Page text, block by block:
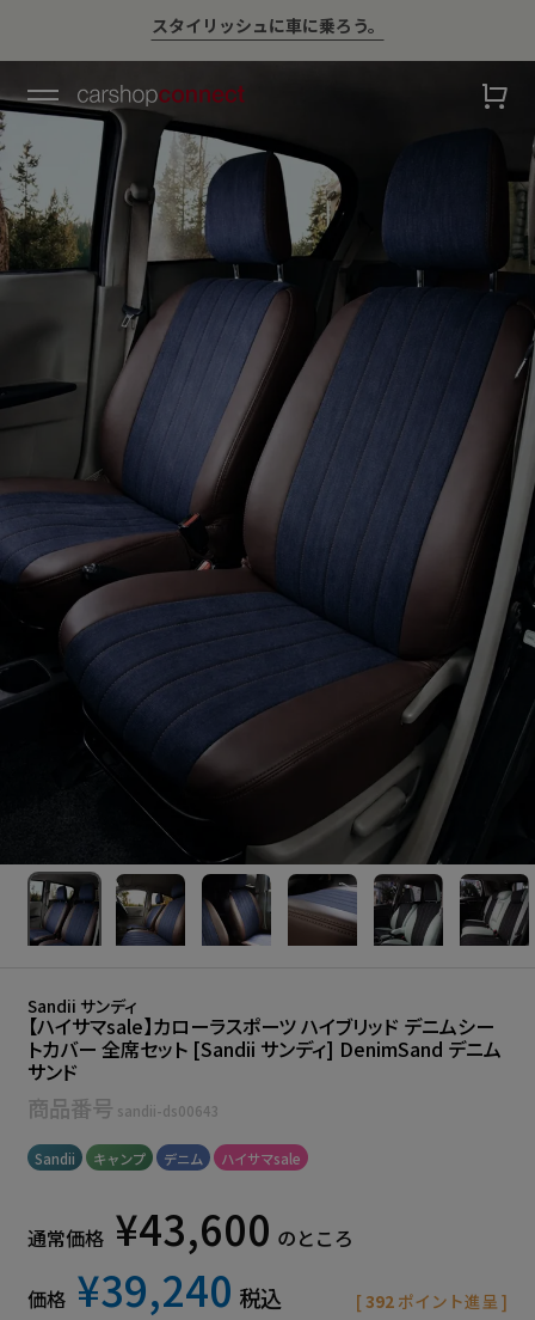
💛ハイサマーsale💛
Sandii サンディ
【ハイサマsale】カローラスポーツ ハイブリッド デニムシー
トカバー 全席セット [Sandii サンディ] DenimSand デニム
サンド
商品番号 sandii-ds00643
Sandii キャンプ デニム ハイサマsale
通常価格 ¥43,600 のところ
価格 ¥39,240 税込 [392 ポイント進呈 ]